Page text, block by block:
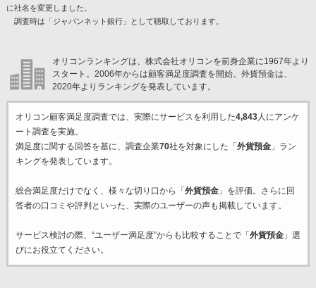
に社名を変更しました。
調査時は「ジャパンネット銀行」として聴取しております。
オリコンランキングは、株式会社オリコンを前身企業に1967年より
スタート。2006年からは顧客満足度調査を開始。外貨預金は、
2020年よりランキングを発表しています。
オリコン顧客満足度調査では、実際にサービスを利用した4,843人にアンケ
ート調査を実施。
満足度に関する回答を基に、調査企業70社を対象にした「 外貨預金」ラン
キングを発表しています。
総合満足度だけでなく、様々な切り口から「 外貨預金」を評価。さらに回
答者の口コミや評判といった、実際のユーザーの声も掲載しています。
サービス検討の際、“ユーザー満足度”からも比較することで「 外貨預金」選
びにお役立てください。